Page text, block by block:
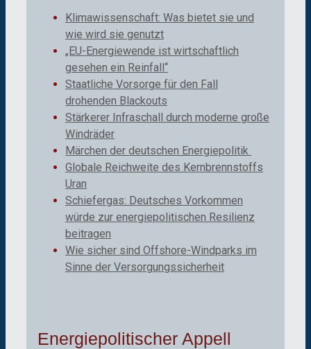
Klimawissenschaft: Was bietet sie und
wie wird sie genutzt
„EU-Energiewende ist wirtschaftlich
gesehen ein Reinfall“
Staatliche Vorsorge für den Fall
drohenden Blackouts
Stärkerer Infraschall durch moderne große
Windräder
Märchen der deutschen Energiepolitik
Globale Reichweite des Kernbrennstoffs
Uran
Schiefergas: Deutsches Vorkommen
würde zur energiepolitischen Resilienz
beitragen
Wie sicher sind Offshore-Windparks im
Sinne der Versorgungssicherheit
Energiepolitischer Appell